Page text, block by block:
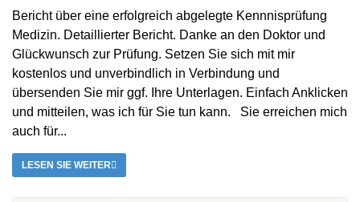
Bericht über eine erfolgreich abgelegte Kennnisprüfung
Medizin. Detaillierter Bericht. Danke an den Doktor und
Glückwunsch zur Prüfung. Setzen Sie sich mit mir
kostenlos und unverbindlich in Verbindung und
übersenden Sie mir ggf. Ihre Unterlagen. Einfach Anklicken
und mitteilen, was ich für Sie tun kann. Sie erreichen mich
auch für...
LESEN SIE WEITER